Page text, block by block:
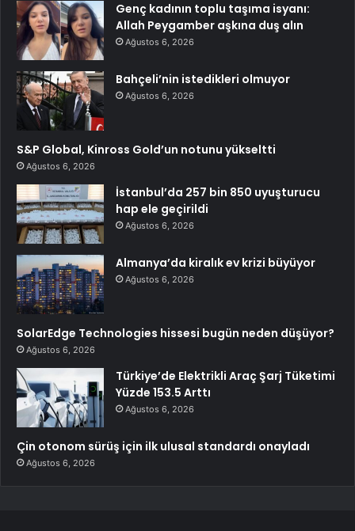
Genç kadının toplu taşıma isyanı:
Allah Peygamber aşkına duş alın
Ağustos 6, 2026
Bahçeli’nin istedikleri olmuyor
Ağustos 6, 2026
S&P Global, Kinross Gold’un notunu yükseltti
Ağustos 6, 2026
İstanbul’da 257 bin 850 uyuşturucu
hap ele geçirildi
Ağustos 6, 2026
Almanya’da kiralık ev krizi büyüyor
Ağustos 6, 2026
SolarEdge Technologies hissesi bugün neden düşüyor?
Ağustos 6, 2026
Türkiye’de Elektrikli Araç Şarj Tüketimi
Yüzde 153.5 Arttı
Ağustos 6, 2026
Çin otonom sürüş için ilk ulusal standardı onayladı
Ağustos 6, 2026